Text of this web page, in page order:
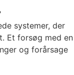
systemer, der
Et forsøg med en
og forårsage